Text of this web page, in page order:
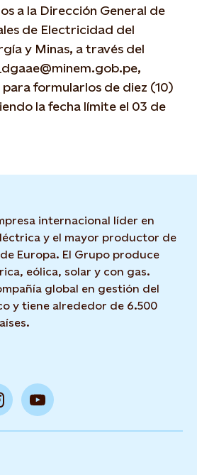
a la Dirección General de
de Electricidad del
y Minas, a través del
formularlos de diez (10)
la fecha límite el 03 de
internacional líder en
y el mayor productor de
Europa. El Grupo produce
eólica, solar y con gas.
global en gestión del
y tiene alrededor de 6.500